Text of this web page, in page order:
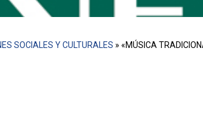
SOCIALES Y CULTURALES » «MÚSICA